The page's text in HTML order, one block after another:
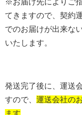
てきますので、契約
でのお届けが出来な
いたします。
発送完了後に、運送
すので、 運送会社の
ます